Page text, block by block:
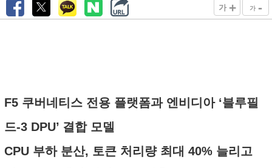
가 + 가 -
F5 쿠버네티스 전용 플랫폼과 엔비디아 ‘블루필
드-3 DPU’ 결합 모델
CPU 부하 분산, 토큰 처리량 최대 40% 늘리고